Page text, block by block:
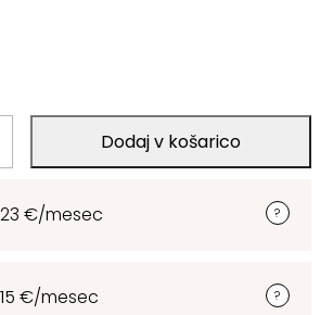
Dodaj v košarico
€/mesec
€/mesec